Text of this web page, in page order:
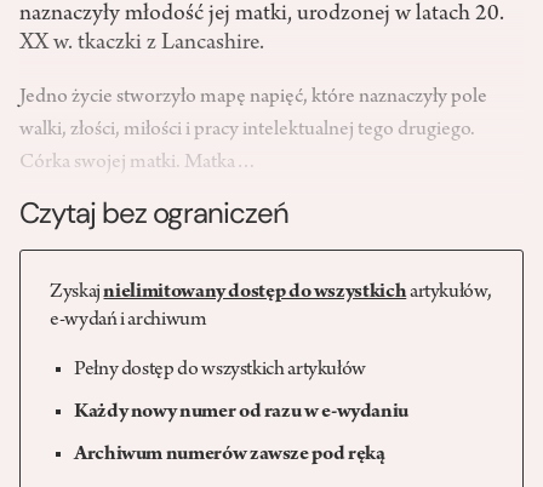
naznaczyły młodość jej matki, urodzonej w latach 20.
XX w. tkaczki z Lancashire.
Jedno życie stworzyło mapę napięć, które naznaczyły pole
walki, złości, miłości i pracy intelektualnej tego drugiego.
Córka swojej matki. Matka…
Czytaj bez ograniczeń
Zyskajnielimitowany dostęp do wszystkichartykułów,
e-wydań i archiwum
Pełny dostęp do wszystkich artykułów
Każdy nowy numer od razu w e-wydaniu
Archiwum numerów zawsze pod ręką